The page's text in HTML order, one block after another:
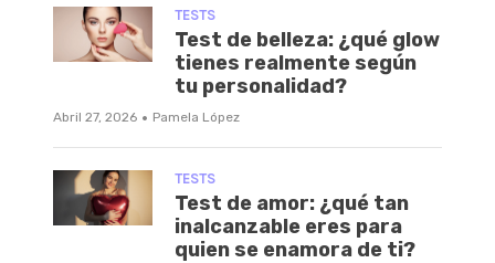
TESTS
Test de belleza: ¿qué glow
tienes realmente según
tu personalidad?
Abril 27, 2026 · Pamela López
TESTS
Test de amor: ¿qué tan
inalcanzable eres para
quien se enamora de ti?